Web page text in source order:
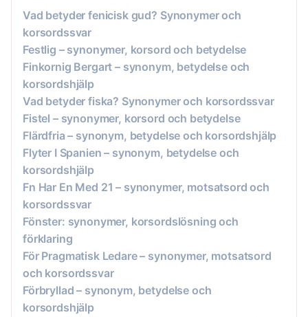
Vad betyder fenicisk gud? Synonymer och
korsordssvar
Festlig – synonymer, korsord och betydelse
Finkornig Bergart – synonym, betydelse och
korsordshjälp
Vad betyder fiska? Synonymer och korsordssvar
Fistel – synonymer, korsord och betydelse
Flärdfria – synonym, betydelse och korsordshjälp
Flyter I Spanien – synonym, betydelse och
korsordshjälp
Fn Har En Med 21 – synonymer, motsatsord och
korsordssvar
Fönster: synonymer, korsordslösning och
förklaring
För Pragmatisk Ledare – synonymer, motsatsord
och korsordssvar
Förbryllad – synonym, betydelse och
korsordshjälp